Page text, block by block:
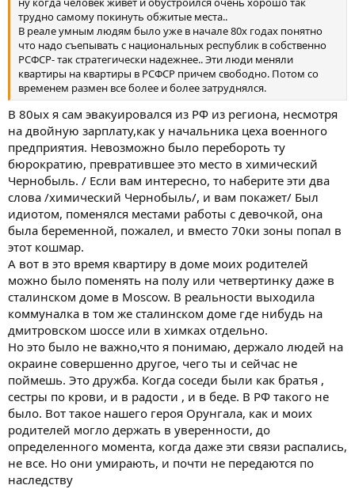
трудно самому покинуть обжитые места..
В реале умным людям было уже в начале 80х годах понятно
что надо съепывать с национальных республик в собственно
РСФСР- так стратегически надежнее.. Эти люди меняли
квартиры на квартиры в РСФСР причем свободно. Потом со
временем размен все более и более затруднялся.
В 80ых я сам эвакуировался из РФ из региона, несмотря
на двойную зарплату,как у начальника цеха военного
предприятия. Невозможно было перебороть ту
бюрократию, превратившее это место в химический
Чернобыль. / Если вам интересно, то наберите эти два
слова /химический Чернобыль/, и вам покажет/ Был
идиотом, поменялся местами работы с девочкой, она
была беременной, пожалел, и вместо 70ки зоны попал в
этот кошмар.
А вот в это время квартиру в доме моих родителей
можно было поменять на полу или четвертинку даже в
сталинском доме в Moscow. В реальности выходила
коммуналка в том же сталинском доме где нибудь на
дмитровском шоссе или в химках отдельно.
Но это было не важно,что я понимаю, держало людей на
окраине совершенно другое, чего ты и сейчас не
поймешь. Это дружба. Когда соседи были как братья ,
сестры по крови, и в радости , и в беде. В РФ такого не
было. Вот такое нашего героя Орунгала, как и моих
родителей могло держать в уверенности, до
определенного момента, когда даже эти связи распались,
не все. Но они умирають, и почти не передаются по
наследству